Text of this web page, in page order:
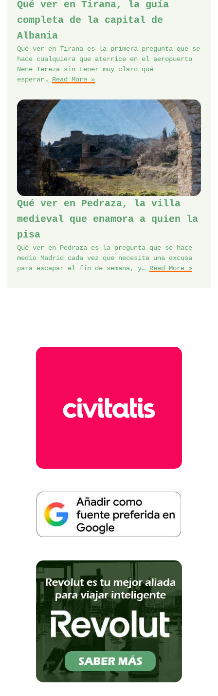
Qué ver en Tirana, la guía
completa de la capital de
Albania
Qué ver en Tirana es la primera pregunta que se
hace cualquiera que aterrice en el aeropuerto
Nënë Tereza sin tener muy claro qué
esperar… Read More »
Qué ver en Pedraza, la villa
medieval que enamora a quien la
pisa
Qué ver en Pedraza es la pregunta que se hace
medio Madrid cada vez que necesita una excusa
para escapar el fin de semana, y… Read More »